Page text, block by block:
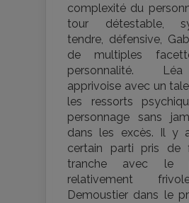
complexité du
tour détestable,
tendre, défensive,
de multiples
personnalité.
apprivoise avec un
les ressorts
personnage sans
dans les excès. Il y
certain parti pris de
tranche avec le
relativement
Demoustier dans le